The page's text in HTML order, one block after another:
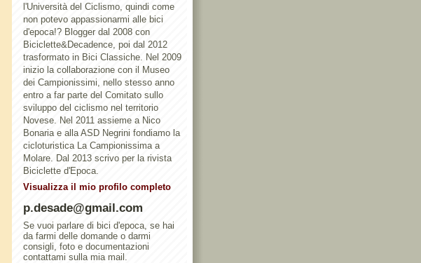
l'Università del Ciclismo, quindi come
non potevo appassionarmi alle bici
d'epoca!? Blogger dal 2008 con
Biciclette&Decadence, poi dal 2012
trasformato in Bici Classiche. Nel 2009
inizio la collaborazione con il Museo
dei Campionissimi, nello stesso anno
entro a far parte del Comitato sullo
sviluppo del ciclismo nel territorio
Novese. Nel 2011 assieme a Nico
Bonaria e alla ASD Negrini fondiamo la
cicloturistica La Campionissima a
Molare. Dal 2013 scrivo per la rivista
Biciclette d'Epoca.
Visualizza il mio profilo completo
p.desade@gmail.com
Se vuoi parlare di bici d'epoca, se hai
da farmi delle domande o darmi
consigli, foto e documentazioni
contattami sulla mia mail.